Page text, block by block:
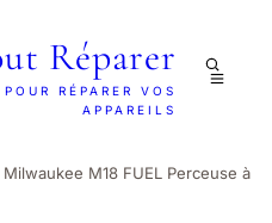
Réparer
RÉPARER VOS
APPAREILS
Milwaukee M18 FUEL Perceuse à